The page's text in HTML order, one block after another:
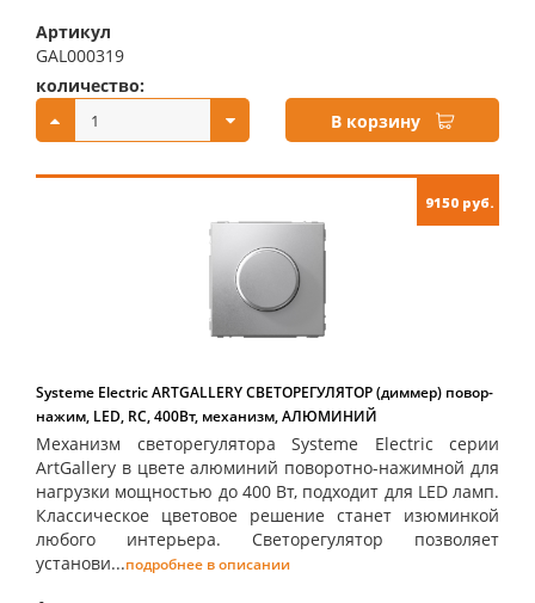
Артикул
GAL000319
количество:
В корзину
9150 руб.
Systeme Electric ARTGALLERY СВЕТОРЕГУЛЯТОР (диммер) повор-
нажим, LED, RC, 400Вт, механизм, АЛЮМИНИЙ
Механизм светорегулятора Systeme Electric серии
ArtGallery в цвете алюминий поворотно-нажимной для
нагрузки мощностью до 400 Вт, подходит для LED ламп.
Классическое цветовое решение станет изюминкой
любого интерьера. Светорегулятор позволяет
установи...подробнее в описании